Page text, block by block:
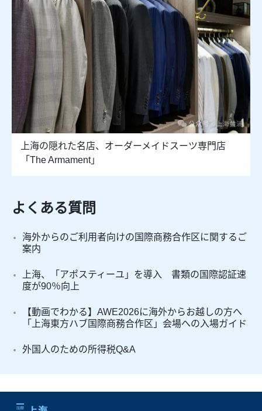
上海の隠れた名店、オーダーメイドスーツ専門店
「The Armament」
よくある質問
海外からのご利用者向けの国際商務合作区に関するご
案内
上海、「アポスティーユ」を導入 書類の国際認証速
度が90％向上
【動画でわかる】AWE2026に海外からお越しの方へ
「上海東方ハブ国際商務合作区」会場への入場ガイド
外国人のための所得税Q&A